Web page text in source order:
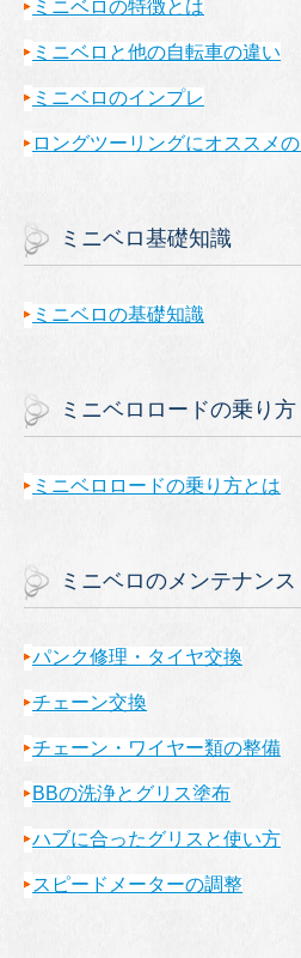
ミニベロの特徴とは
ミニベロと他の自転車の違い
ミニベロのインプレ
ロングツーリングにオススメ
ミニベロ基礎知識
ミニベロの基礎知識
ミニベロロードの乗り方
ミニベロロードの乗り方とは
ミニベロのメンテナンス
パンク修理・タイヤ交換
チェーン交換
チェーン・ワイヤー類の整備
BBの洗浄とグリス塗布
ハブに合ったグリスと使い方
スピードメーターの調整